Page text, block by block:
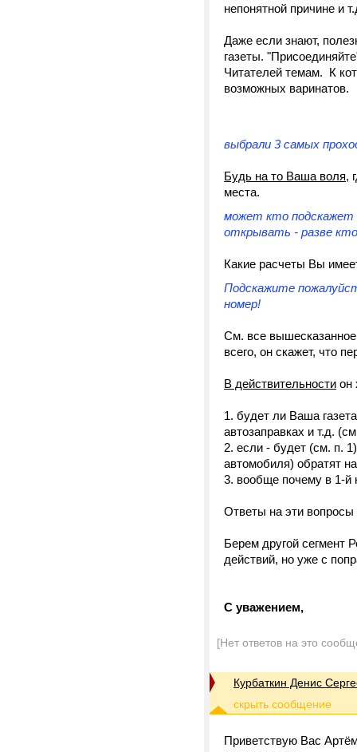
непонятной причине и
Даже если знают,
газеты.
Читателей темам. К
возможных варинатов.
выбрали 3 самых
Будь на то Ваша воля,
места.
может кто подскажет
открывать - разве кто
Какие расчеты Вы
Подскажите
номер!
См. все
всего, он скажет, что
В действительности он
1. будет ли Ваша
автозаправках и т.д.
2. если - будет (см. п.
автомобиля) обратят
3. вообще почему в 1-й
Ответы на эти
Берем другой сегмент
действий, но уже с
С уважением,
[Нет ответов на это
Курбаткин Денис
Приветствую Вас